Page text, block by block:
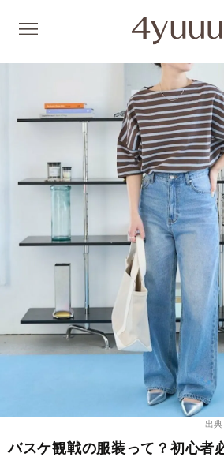
出
バスケ観戦の服装って？初心者